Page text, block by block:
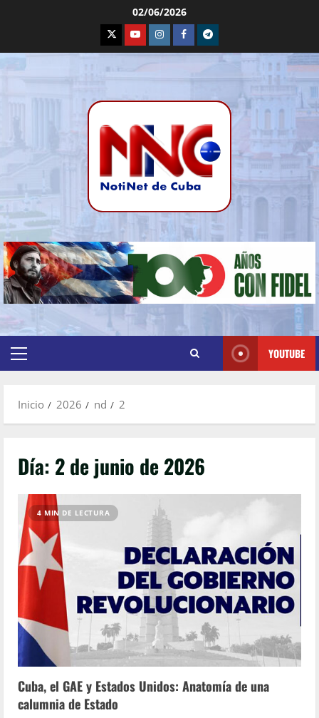
02/06/2026
YOUTUBE
Inicio 2026 nd 2
Día: 2 de junio de 2026
4 MIN DE LECTURA
Cuba, el GAE y Estados Unidos: Anatomía de una
calumnia de Estado